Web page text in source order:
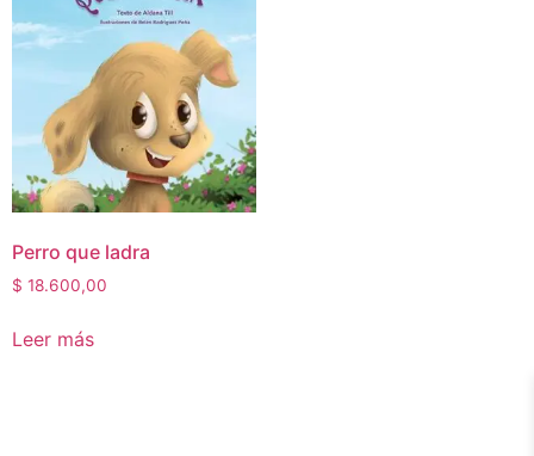
Perro que ladra
$ 18.600,00
Leer más